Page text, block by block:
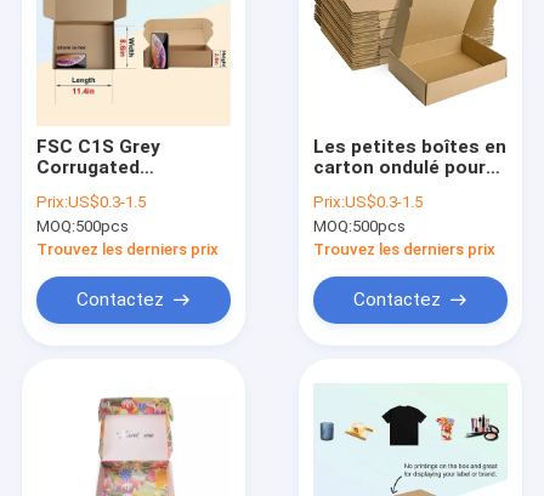
Des produits
Au sujet de nous
FSC C1S Grey
Corrugated
Boxes aucune
impression
Prix:US$0.3-1.5
MOQ:500pcs
Trouvez les derniers prix
Contactez
Les petites boîtes en
carton ondulé pour
emballage 12x9x3 de
littérature s'avance
petit à petit
Prix:US$0.3-1.5
MOQ:500pcs
Trouvez les derniers prix
Contactez